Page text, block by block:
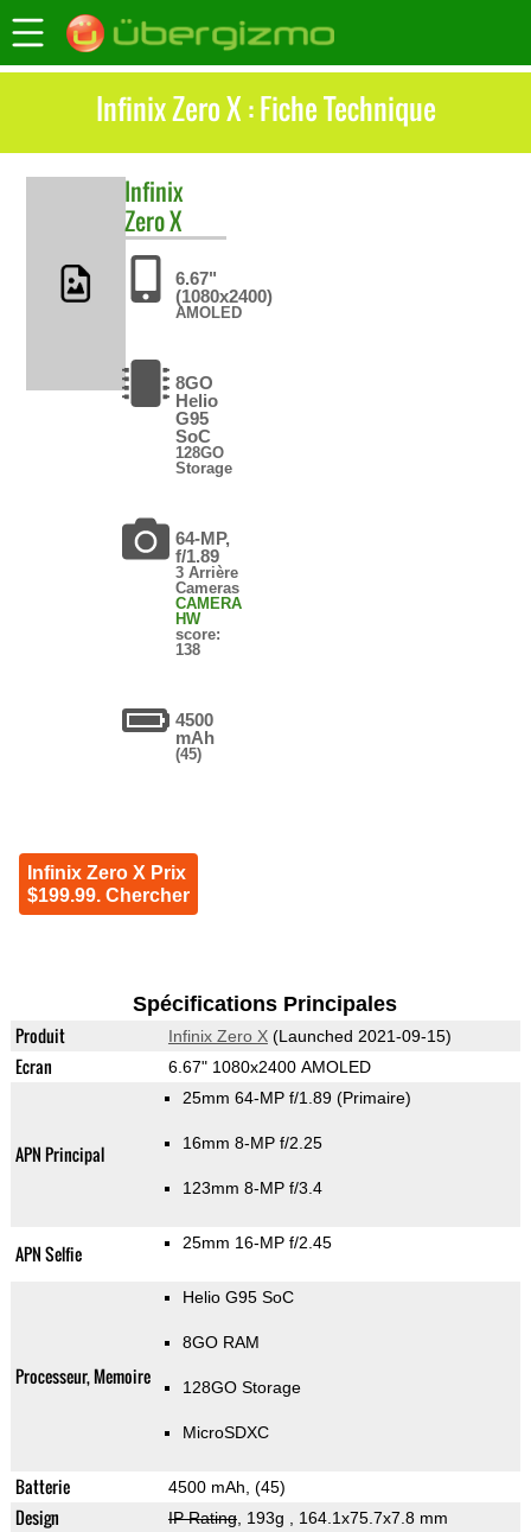
Infinix Zero X : Fiche Technique
Infinix
Zero X
6.67"
(1080x2400)
AMOLED
8GO
Helio
G95
SoC
128GO
Storage
64-MP,
f/1.89
3 Arrière
Cameras
CAMERA
HW
score:
138
4500
mAh
(45)
Infinix Zero X Prix
$199.99. Chercher
Spécifications Principales
Produit Infinix Zero X(Launched 2021-09-15)
Ecran 6.67" 1080x2400 AMOLED
APN Principal
25mm 64-MP f/1.89 (Primaire)
16mm 8-MP f/2.25
123mm 8-MP f/3.4
APN Selfie 25mm 16-MP f/2.45
Processeur, Memoire
Helio G95 SoC
8GO RAM
128GO Storage
MicroSDXC
Batterie 4500 mAh, (45)
Design IP Rating, 193g , 164.1x75.7x7.8 mm